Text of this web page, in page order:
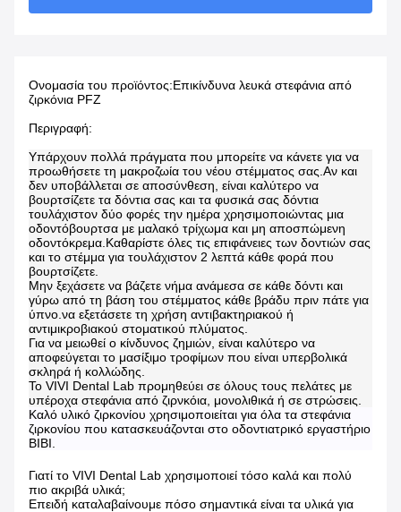
Ονομασία του προϊόντος:Επικίνδυνα λευκά στεφάνια από
ζιρκόνια PFZ
Περιγραφή:
Υπάρχουν πολλά πράγματα που μπορείτε να κάνετε για να
προωθήσετε τη μακροζωία του νέου στέμματος σας.Αν και
δεν υποβάλλεται σε αποσύνθεση, είναι καλύτερο να
βουρτσίζετε τα δόντια σας και τα φυσικά σας δόντια
τουλάχιστον δύο φορές την ημέρα χρησιμοποιώντας μια
οδοντόβουρτσα με μαλακό τρίχωμα και μη αποσπώμενη
οδοντόκρεμα.Καθαρίστε όλες τις επιφάνειες των δοντιών σας
και το στέμμα για τουλάχιστον 2 λεπτά κάθε φορά που
βουρτσίζετε.
Μην ξεχάσετε να βάζετε νήμα ανάμεσα σε κάθε δόντι και
γύρω από τη βάση του στέμματος κάθε βράδυ πριν πάτε για
ύπνο.να εξετάσετε τη χρήση αντιβακτηριακού ή
αντιμικροβιακού στοματικού πλύματος.
Για να μειωθεί ο κίνδυνος ζημιών, είναι καλύτερο να
αποφεύγεται το μασίξιμο τροφίμων που είναι υπερβολικά
σκληρά ή κολλώδης.
Το VIVI Dental Lab προμηθεύει σε όλους τους πελάτες με
υπέροχα στεφάνια από ζιρνκόια, μονολιθικά ή σε στρώσεις.
Καλό υλικό ζιρκονίου χρησιμοποιείται για όλα τα στεφάνια
ζιρκονίου που κατασκευάζονται στο οδοντιατρικό εργαστήριο
ΒΙΒΙ.
Γιατί το VIVI Dental Lab χρησιμοποιεί τόσο καλά και πολύ
πιο ακριβά υλικά;
Επειδή καταλαβαίνουμε πόσο σημαντικά είναι τα υλικά για